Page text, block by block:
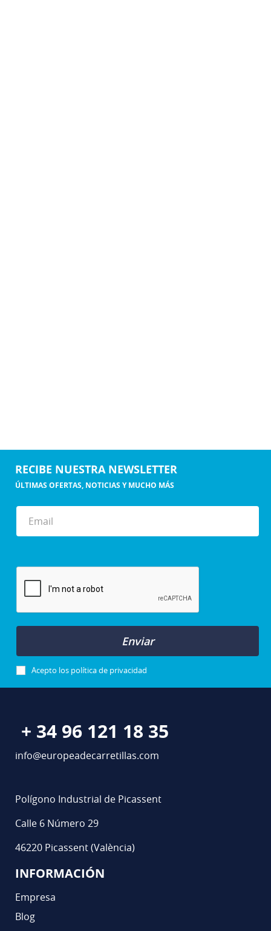
RECIBE NUESTRA NEWSLETTER
ÚLTIMAS OFERTAS, NOTICIAS Y MUCHO MÁS
Enviar
Acepto los política de privacidad
+ 34 96 121 18 35
info@europeadecarretillas.com
Polígono Industrial de Picassent
Calle 6 Número 29
46220 Picassent (València)
INFORMACIÓN
Empresa
Blog